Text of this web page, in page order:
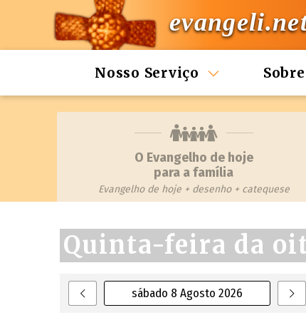
Nosso Serviço
O Evangelho de hoje
para a família
Evangelho de hoje + desenho + catequese
sábado 8 Agosto 2026
Quinta-feira da